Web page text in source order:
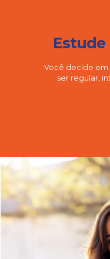
Estude
Você decide
ser regular,